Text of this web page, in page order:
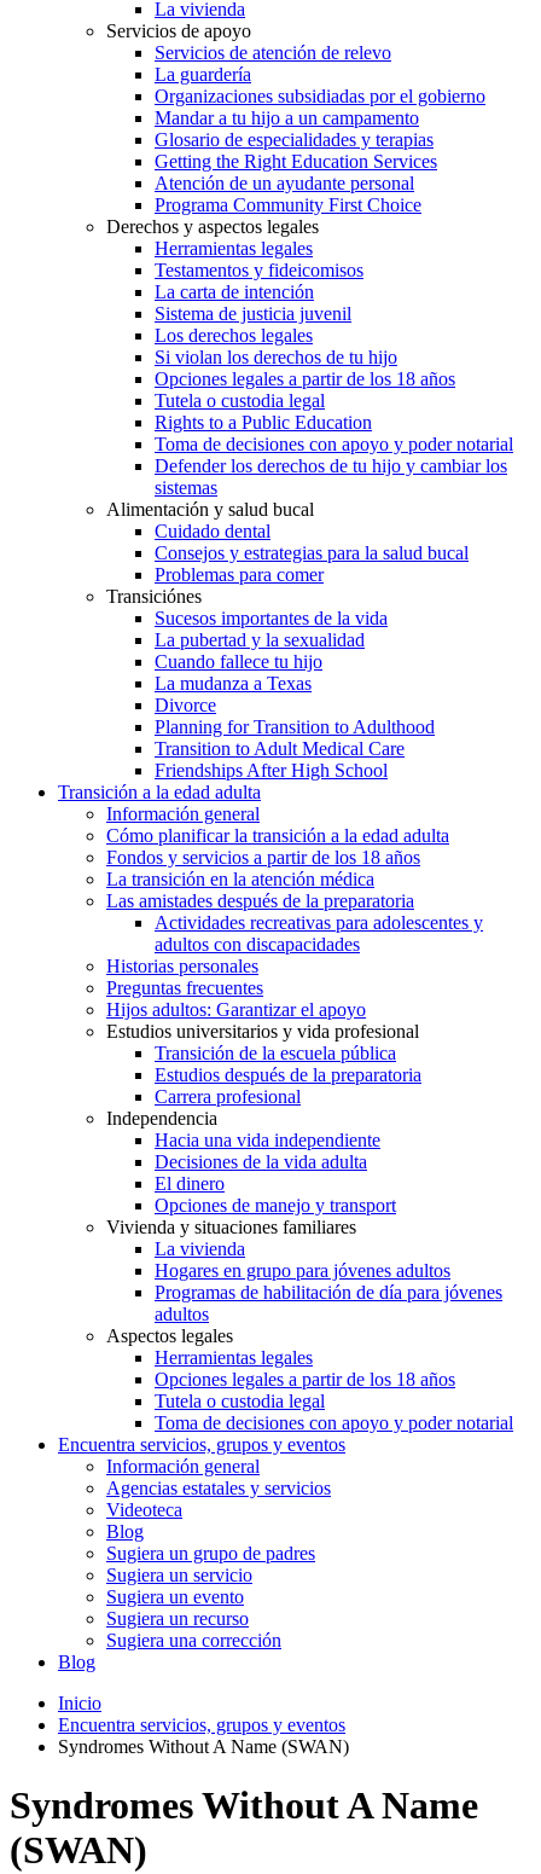
La vivienda
Servicios de apoyo
Servicios de atención de relevo
La guardería
Organizaciones subsidiadas por el gobierno
Mandar a tu hijo a un campamento
Glosario de especialidades y terapias
Getting the Right Education Services
Atención de un ayudante personal
Programa Community First Choice
Derechos y aspectos legales
Herramientas legales
Testamentos y fideicomisos
La carta de intención
Sistema de justicia juvenil
Los derechos legales
Si violan los derechos de tu hijo
Opciones legales a partir de los 18 años
Tutela o custodia legal
Rights to a Public Education
Toma de decisiones con apoyo y poder notarial
Defender los derechos de tu hijo y cambiar los
sistemas
Alimentación y salud bucal
Cuidado dental
Consejos y estrategias para la salud bucal
Problemas para comer
Transiciónes
Sucesos importantes de la vida
La pubertad y la sexualidad
Cuando fallece tu hijo
La mudanza a Texas
Divorce
Planning for Transition to Adulthood
Transition to Adult Medical Care
Friendships After High School
Transición a la edad adulta
Información general
Cómo planificar la transición a la edad adulta
Fondos y servicios a partir de los 18 años
La transición en la atención médica
Las amistades después de la preparatoria
Actividades recreativas para adolescentes y
adultos con discapacidades
Historias personales
Preguntas frecuentes
Hijos adultos: Garantizar el apoyo
Estudios universitarios y vida profesional
Transición de la escuela pública
Estudios después de la preparatoria
Carrera profesional
Independencia
Hacia una vida independiente
Decisiones de la vida adulta
El dinero
Opciones de manejo y transport
Vivienda y situaciones familiares
La vivienda
Hogares en grupo para jóvenes adultos
Programas de habilitación de día para jóvenes
adultos
Aspectos legales
Herramientas legales
Opciones legales a partir de los 18 años
Tutela o custodia legal
Toma de decisiones con apoyo y poder notarial
Encuentra servicios, grupos y eventos
Información general
Agencias estatales y servicios
Videoteca
Blog
Sugiera un grupo de padres
Sugiera un servicio
Sugiera un evento
Sugiera un recurso
Sugiera una corrección
Blog
Inicio
Encuentra servicios, grupos y eventos
Syndromes Without A Name (SWAN)
Syndromes Without A Name
(SWAN)